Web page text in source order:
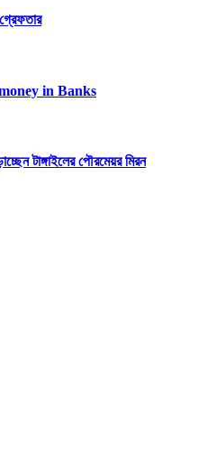
in Banks
টাঙ্গাইলের পৌরমেয়র মিরন